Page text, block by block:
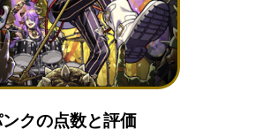
クの点数と評価